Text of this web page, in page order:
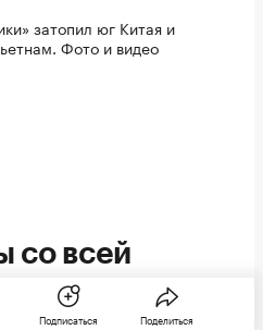
затопил юг Китая и
Фото и видео
со всей
в
Подписаться Поделиться